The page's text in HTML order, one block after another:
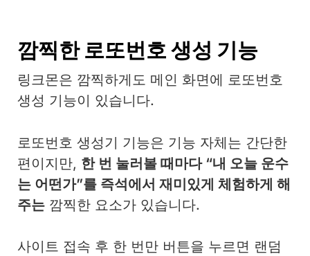
깜찍한 로또번호 생성 기능
링크몬은 깜찍하게도 메인 화면에 로또번호
생성 기능이 있습니다.
로또번호 생성기 기능은 기능 자체는 간단한
편이지만, 한 번 눌러볼 때마다 “내 오늘 운수
는 어떤가”를 즉석에서 재미있게 체험하게 해
주는 깜찍한 요소가 있습니다.
사이트 접속 후 한 번만 버튼을 누르면 랜덤